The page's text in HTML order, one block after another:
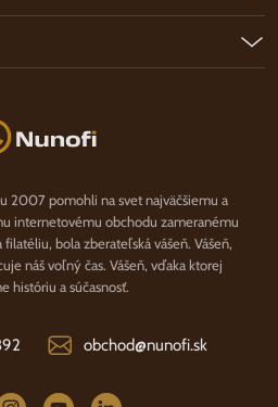
Nunofi.sk
2007 pomohli na svet najväčšiemu a
internetovému obchodu zameranému
bola zberateľská vášeň. Vášeň,
náš voľný čas. Vášeň, vďaka ktorej
históriu a súčasnosť.
obchod@nunofi.sk